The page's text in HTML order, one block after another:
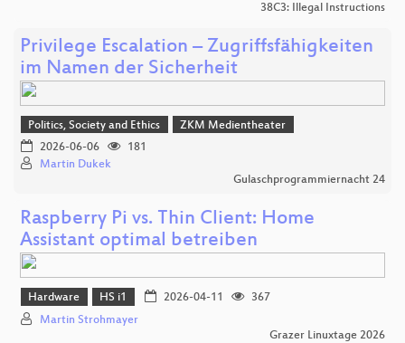
38C3: Illegal Instructions
Privilege Escalation – Zugriffsfähigkeiten
im Namen der Sicherheit
Politics, Society and Ethics
ZKM Medientheater
2026-06-06
181
Martin Dukek
Gulaschprogrammiernacht 24
Raspberry Pi vs. Thin Client: Home
Assistant optimal betreiben
Hardware HS i1 2026-04-11
367
Martin Strohmayer
Grazer Linuxtage 2026